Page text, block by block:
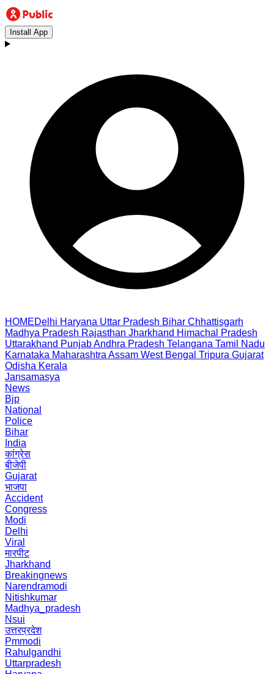
Install App
HOMEDelhi Haryana Uttar Pradesh Bihar Chhattisgarh
Madhya Pradesh Rajasthan Jharkhand Himachal Pradesh
Uttarakhand PunjabAndhra Pradesh Telangana Tamil Nadu
Karnataka Maharashtra Assam West Bengal Tripura Gujarat
Odisha Kerala
Jansamasya
News
Bjp
National
Police
Bihar
India
कांग्रेस
बीजेपी
Gujarat
भाजपा
Accident
Congress
Modi
Delhi
Viral
मारपीट
Jharkhand
Breakingnews
Narendramodi
Nitishkumar
Madhya_pradesh
Nsui
उत्तरप्रदेश
Pmmodi
Rahulgandhi
Uttarpradesh